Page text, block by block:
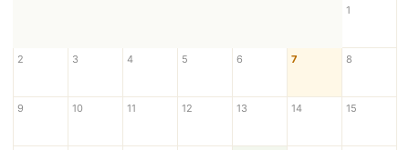
1
2 3 4 5 6 7 8
9 10 11 12 13 14 15